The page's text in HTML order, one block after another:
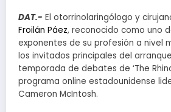
DAT.- El otorrinolaringólogo y
Froilán Páez, reconocido como uno
exponentes de su profesión a nivel
los invitados principales del
temporada de debates de ‘The
programa online estadounidense
Cameron McIntosh.